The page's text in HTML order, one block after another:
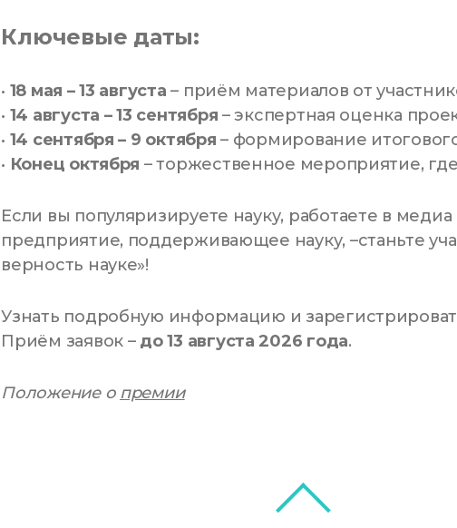
Ключевые даты:
• 18 мая – 13 августа – приём материалов от
• 14 августа – 13 сентября – экспертная оценка
• 14 сентября – 9 октября – формирование
• Конец октября – торжественное мероприятие,
Если вы популяризируете науку, работаете в
предприятие, поддерживающее науку, –станьте
верность науке»!
Узнать подробную информацию и
Приём заявок – до 13 августа 2026 года.
Положение о премии